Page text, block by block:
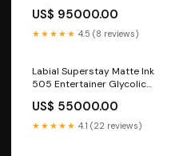
US$ 95000.00
★★★★★ 4.5 (8 reviews)
Labial Superstay Matte Ink
505 Entertainer Glycolic
US$ 55000.00
★★★★★ 4.1 (22 reviews)